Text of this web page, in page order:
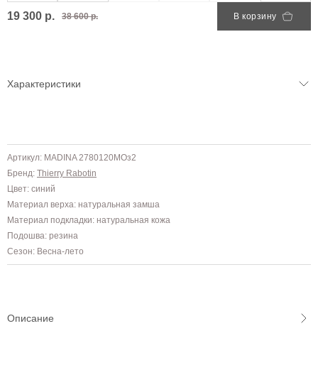
19 300 р. 38 600 р. В корзину
Характеристики
Артикул: MADINA 2780120MOз2
Бренд: Thierry Rabotin
Цвет: синий
Материал верха: натуральная замша
Материал подкладки: натуральная кожа
Подошва: резина
Сезон: Весна-лето
Описание